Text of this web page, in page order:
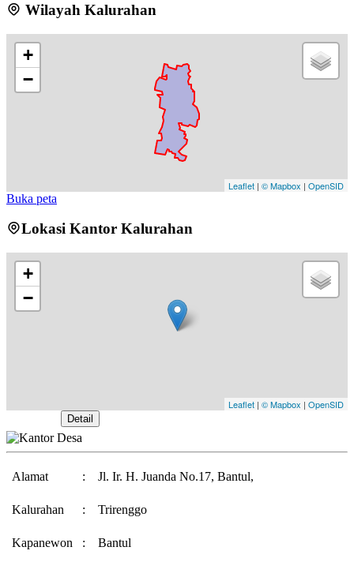
Wilayah Kalurahan
+
−
Leaflet | © Mapbox | OpenSID
Buka peta
Lokasi Kantor Kalurahan
+
−
Leaflet | © Mapbox | OpenSID
Detail
Alamat : Jl. Ir. H. Juanda No.17, Bantul,
Kalurahan : Trirenggo
Kapanewon : Bantul